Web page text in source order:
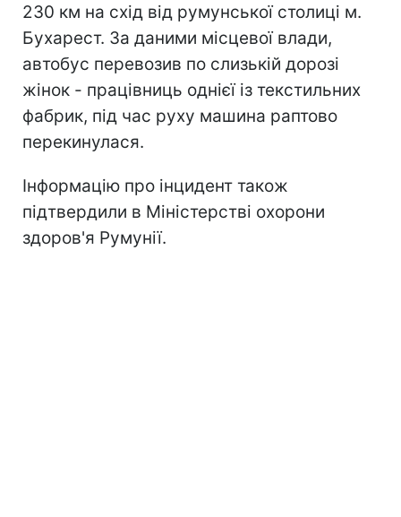
230 км на схід від румунської столиці м.
Бухарест. За даними місцевої влади,
автобус перевозив по слизькій дорозі
жінок - працівниць однієї із текстильних
фабрик, під час руху машина раптово
перекинулася.
Інформацію про інцидент також
підтвердили в Міністерстві охорони
здоров'я Румунії.